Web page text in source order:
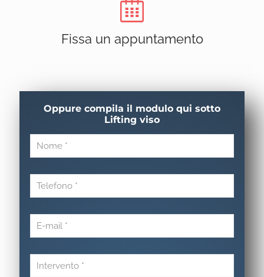
Fissa un appuntamento
Oppure compila il modulo qui sotto
Lifting viso